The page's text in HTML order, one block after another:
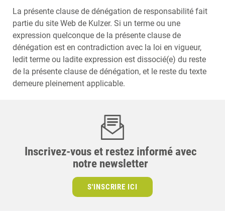
La présente clause de dénégation de responsabilité fait
partie du site Web de Kulzer. Si un terme ou une
expression quelconque de la présente clause de
dénégation est en contradiction avec la loi en vigueur,
ledit terme ou ladite expression est dissocié(e) du reste
de la présente clause de dénégation, et le reste du texte
demeure pleinement applicable.
Inscrivez-vous et restez informé avec
notre newsletter
S'INSCRIRE ICI